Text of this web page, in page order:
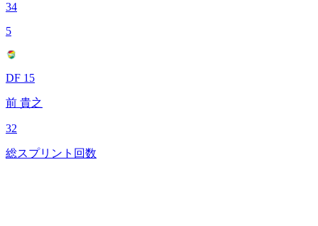
34
5
DF 15
前 貴之
32
総スプリント回数